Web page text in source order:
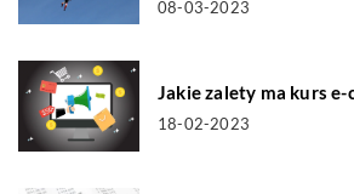
08-03-2023
Jakie zalety ma kurs e-
18-02-2023